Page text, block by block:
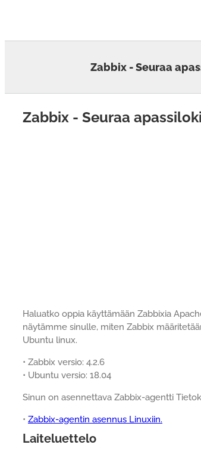
Zabbix - Seuraa
Zabbix - Seuraa
Haluatko oppia käyttämään Zabbixia
näytämme sinulle, miten Zabbix
Ubuntu linux.
• Zabbix versio: 4.2.6
• Ubuntu versio: 18.04
Sinun on asennettava Zabbix-agentti
• Zabbix-agentin asennus Linuxiin.
Laiteluettelo